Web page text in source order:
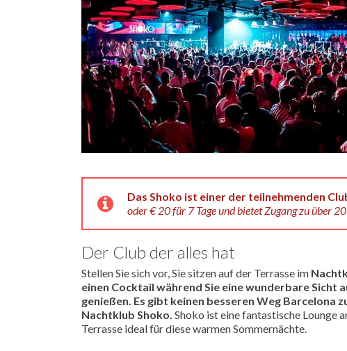
Das Shoko ist einer der teilnehmenden
oder € 20 für 7 Tage und bietet Zugang zu über
Der Club der alles hat
Stellen Sie sich vor, Sie sitzen auf der Terrasse im
einen Cocktail während Sie eine wunderbare Sicht
genießen. Es gibt keinen besseren Weg Barcelona
Nachtklub Shoko. Shoko ist eine fantastische Lounge
Terrasse ideal für diese warmen Sommernächte.